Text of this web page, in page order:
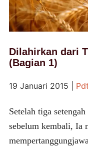
Dilahirkan dari
(Bagian 1)
19 Januari 2015
Setelah tiga
sebelum kembali, Ia